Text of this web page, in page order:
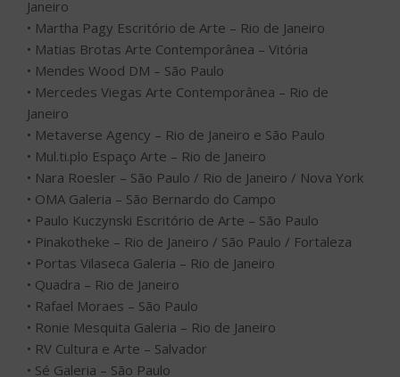
• Paulo Kuczynski Escritório de Arte – São Paulo
• Pinakotheke – Rio de Janeiro / São Paulo / Fortaleza
• Portas Vilaseca Galeria – Rio de Janeiro
• Quadra – Rio de Janeiro
• Rafael Moraes – São Paulo
• Ronie Mesquita Galeria – Rio de Janeiro
• RV Cultura e Arte – Salvador
• Sé Galeria – São Paulo
• Silvia Cintra + Box 4 – Rio de Janeiro
• Simões de Assis Galeria de Arte – Curitiba
• Simone Cadinelli Arte Contemporânea – Rio de Janeiro
• SOMA Galeria – Curitiba
• Vermelho – São Paulo
• Verve – São Paulo
• Zipper Galeria – São Paulo
Para o evento presencial, ocupando o pavilhão principal